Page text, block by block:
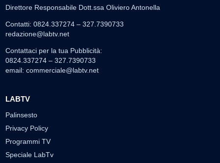
Direttore Responsabile Dott.ssa Oliviero Antonella
Contatti: 0824.337274 – 327.7390733
redazione@labtv.net
Contattaci per la tua Pubblicità:
0824.337274 – 327.7390733
email: commerciale@labtv.net
LABTV
Palinsesto
Privacy Policy
Programmi TV
Speciale LabTv